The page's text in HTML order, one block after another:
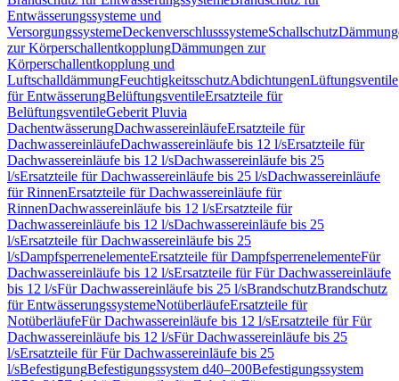
Entwässerungssysteme und
VersorgungssystemeDeckenverschlusssystemeSchallschutz
zur KörperschallentkopplungDämmungen zur
Körperschallentkopplung und
LuftschalldämmungFeuchtigkeitsschutzAbdichtungenLüftungsventile
für EntwässerungBelüftungsventileErsatzteile für
BelüftungsventileGeberit Pluvia
DachentwässerungDachwassereinläufeErsatzteile für
DachwassereinläufeDachwassereinläufe bis 12 l/sErsatzteile für
Dachwassereinläufe bis 12 l/sDachwassereinläufe bis 25
l/sErsatzteile für Dachwassereinläufe bis 25 l/sDachwassereinläufe
für RinnenErsatzteile für Dachwassereinläufe für
RinnenDachwassereinläufe bis 12 l/sErsatzteile für
Dachwassereinläufe bis 12 l/sDachwassereinläufe bis 25
l/sErsatzteile für Dachwassereinläufe bis 25
l/sDampfsperrenelementeErsatzteile für DampfsperrenelementeFür
Dachwassereinläufe bis 12 l/sErsatzteile für Für Dachwassereinläufe
bis 12 l/sFür Dachwassereinläufe bis 25 l/sBrandschutzBrandschutz
für EntwässerungssystemeNotüberläufeErsatzteile für
NotüberläufeFür Dachwassereinläufe bis 12 l/sErsatzteile für Für
Dachwassereinläufe bis 12 l/sFür Dachwassereinläufe bis 25
l/sErsatzteile für Für Dachwassereinläufe bis 25
l/sBefestigungBefestigungssystem d40–200Befestigungssystem